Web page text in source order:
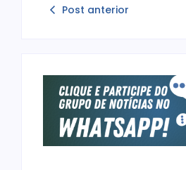
Post anterior